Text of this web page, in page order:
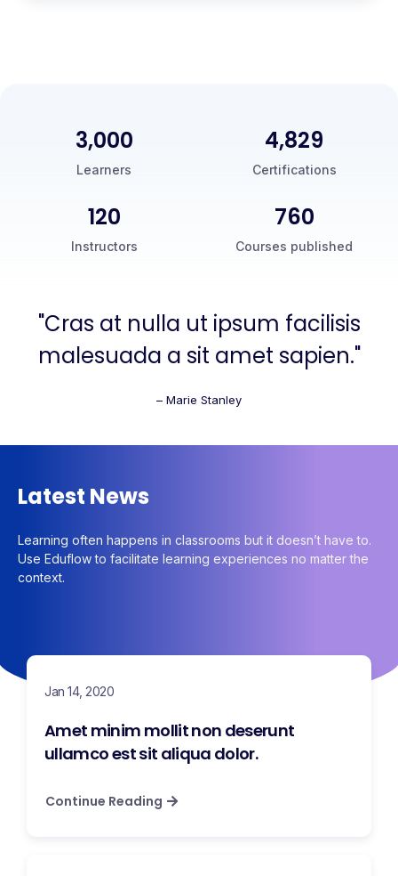
3,000
Learners
5,000
Certifications
120
Instructors
760
Courses published
"Cras at nulla ut ipsum facilisis
malesuada a sit amet sapien."
– Marie Stanley
Latest News
Learning often happens in classrooms but it doesn’t have to.
Use Eduflow to facilitate learning experiences no matter the
context.
Jan 14, 2020
Amet minim mollit non deserunt
ullamco est sit aliqua dolor.
Continue Reading